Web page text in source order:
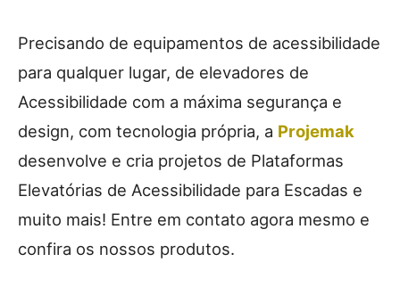
Precisando de equipamentos de acessibilidade
para qualquer lugar, de elevadores de
Acessibilidade com a máxima segurança e
design, com tecnologia própria, a Projemak
desenvolve e cria projetos de Plataformas
Elevatórias de Acessibilidade para Escadas e
muito mais! Entre em contato agora mesmo e
confira os nossos produtos.